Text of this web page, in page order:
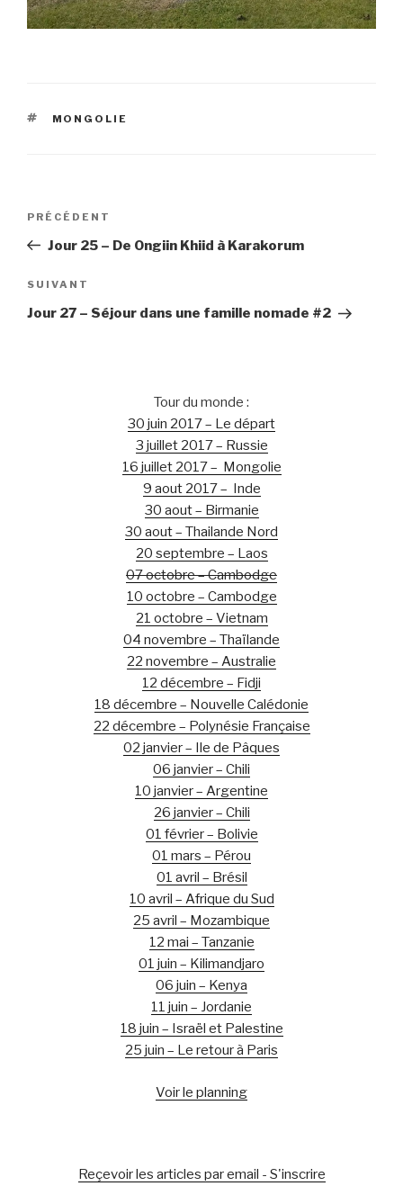
ÉTIQUETTES
MONGOLIE
Navigation
l’article
Article
précédent
PRÉCÉDENT
Jour 25 – De Ongiin Khiid à Karakorum
Article
suivant
SUIVANT
Jour 27 – Séjour dans une famille nomade #2
Tour du monde :
30 juin 2017 – Le départ
3 juillet 2017 – Russie
16 juillet 2017 – Mongolie
9 aout 2017 – Inde
30 aout – Birmanie
30 aout – Thailande Nord
20 septembre – Laos
07 octobre – Cambodge
10 octobre – Cambodge
21 octobre – Vietnam
04 novembre – Thaïlande
22 novembre – Australie
12 décembre – Fidji
18 décembre – Nouvelle Calédonie
22 décembre – Polynésie Française
02 janvier – Ile de Pâques
06 janvier – Chili
10 janvier – Argentine
26 janvier – Chili
01 février – Bolivie
01 mars – Pérou
01 avril – Brésil
10 avril – Afrique du Sud
25 avril – Mozambique
12 mai – Tanzanie
01 juin – Kilimandjaro
06 juin – Kenya
11 juin – Jordanie
18 juin – Israël et Palestine
25 juin – Le retour à Paris
Voir le planning
Reçevoir les articles par email - S'inscrire